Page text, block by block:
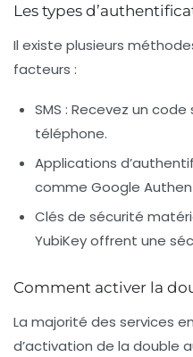
Les types
Il existe plusieurs
facteurs :
SMS : Recevez un
téléphone.
Applications
comme Google
Clés de sécurité
YubiKey offrent une
Comment activer la
La majorité des services
d’activation de la double